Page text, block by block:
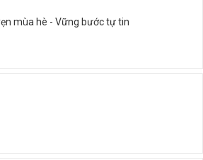
mùa hè - Vững bước tự tin